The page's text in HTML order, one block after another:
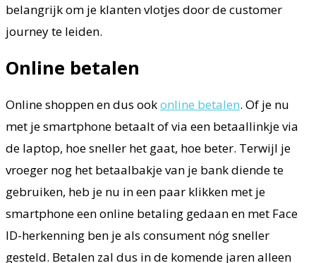
belangrijk om je klanten vlotjes door de customer
journey te leiden.
Online betalen
Online shoppen en dus ookonline betalen. Of je nu
met je smartphone betaalt of via een betaallinkje via
de laptop, hoe sneller het gaat, hoe beter. Terwijl je
vroeger nog het betaalbakje van je bank diende te
gebruiken, heb je nu in een paar klikken met je
smartphone een online betaling gedaan en met Face
ID-herkenning ben je als consument nóg sneller
gesteld. Betalen zal dus in de komende jaren alleen